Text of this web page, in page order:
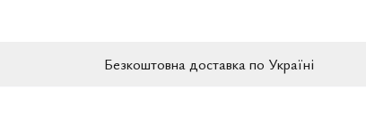
Безкоштовна доставка по Україні